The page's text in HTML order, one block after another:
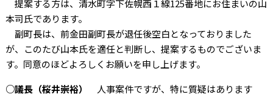
提案する方は、清水町字下佐幌西１線125番地にお住まいの山
本司氏であります。
副町長は、前金田副町長が退任後空白となっておりました
が、このたび山本氏を適任と判断し、提案するものでございま
す。同意のほどよろしくお願いを申し上げます。
○議長（桜井崇裕）
人事案件ですが、特に質疑はあります